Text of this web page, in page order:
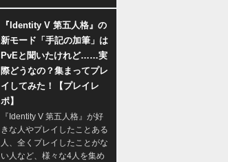
『Identity V 第五人格』の
新モード「手記の加筆」は
PvEと聞いたけれど……実
際どうなの？集まってプレ
イしてみた！【プレイレ
ポ】
『Identity V 第五人格』が好
きな人やプレイしたことある
人、全くプレイしたことがな
い人など、様々な4人を集め